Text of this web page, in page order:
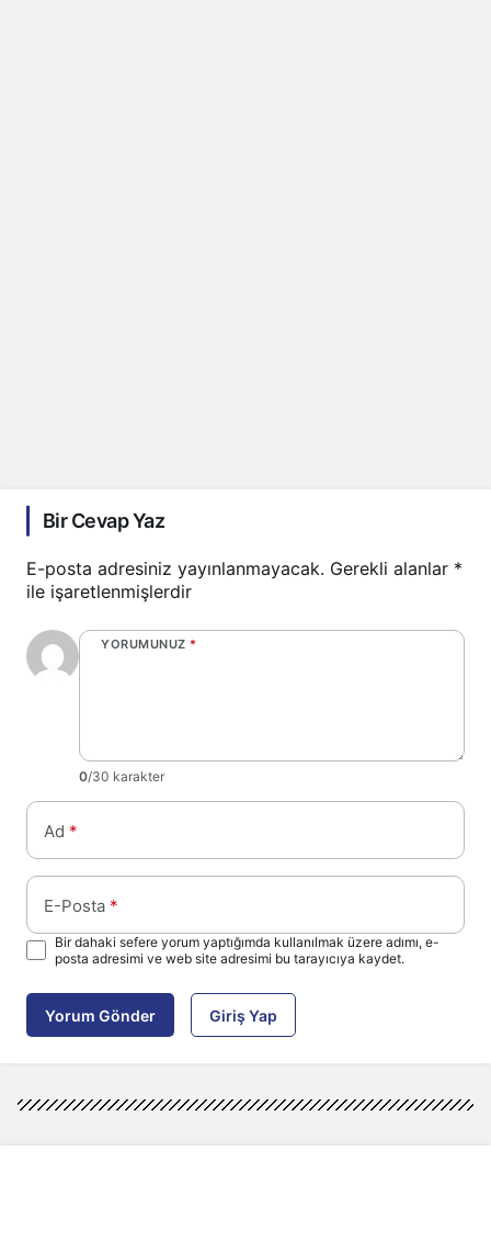
Bir Cevap Yaz
E-posta adresiniz yayınlanmayacak. Gerekli alanlar *
ile işaretlenmişlerdir
YORUMUNUZ *
0/30 karakter
Ad *
E-Posta *
Bir dahaki sefere yorum yaptığımda kullanılmak üzere adımı, e-
posta adresimi ve web site adresimi bu tarayıcıya kaydet.
Yorum Gönder Giriş Yap